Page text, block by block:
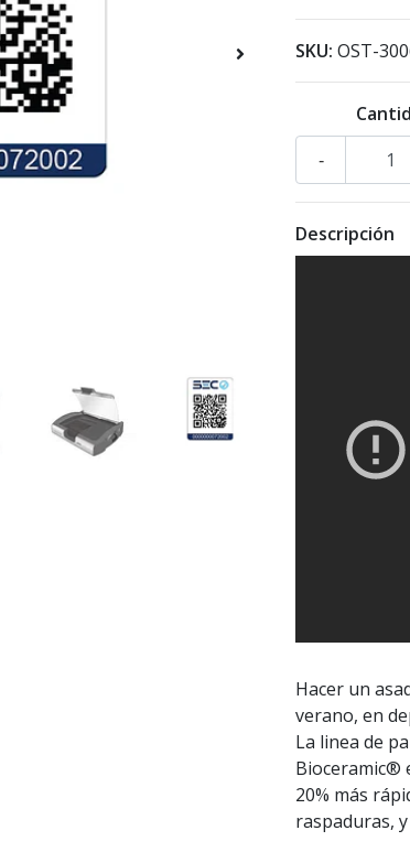
SKU: OST-
-
Descripción
Hacer un
verano, en
La linea de
Bioceramic®
20% más
raspaduras,